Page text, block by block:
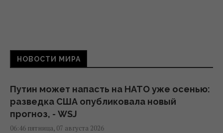
НОВОСТИ МИРА
Путин может напасть на НАТО уже осенью:
разведка США опубликовала новый
прогноз, - WSJ
06:46 пятница, 07 августа 2026